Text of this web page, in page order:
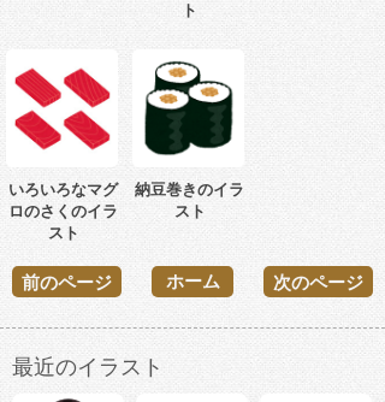
ト
いろいろなマグ
ロのさくのイラ
スト
納豆巻きのイラ
スト
前のページ 次のページ
ホーム
最近のイラスト